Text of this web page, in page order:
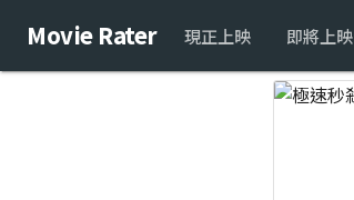
Movie Rater 現正上映 即將上映